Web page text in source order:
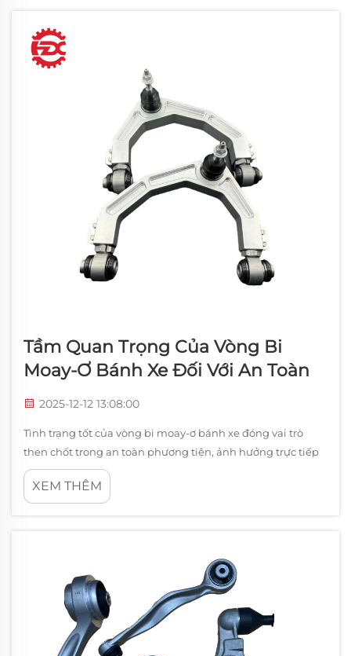
Tầm Quan Trọng Của Vòng Bi
Moay-Ơ Bánh Xe Đối Với An Toàn
2025-12-12 13:08:00
Tình trạng tốt của vòng bi moay-ơ bánh xe đóng vai trò
then chốt trong an toàn phương tiện, ảnh hưởng trực tiếp
đến độ chính xác của tay lái, hiệu quả phanh và sự ổn định
khi lái xe nói chung. Khi vòng bi moay-ơ bị hư hỏng hoặc
thất bại, chúng có thể làm suy giảm toàn bộ hệ thống
XEM THÊM